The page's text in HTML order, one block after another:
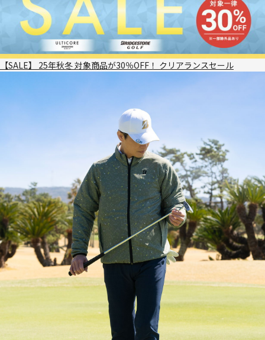
【SALE】 25年秋冬 対象商品が30％OFF！ クリアランスセール